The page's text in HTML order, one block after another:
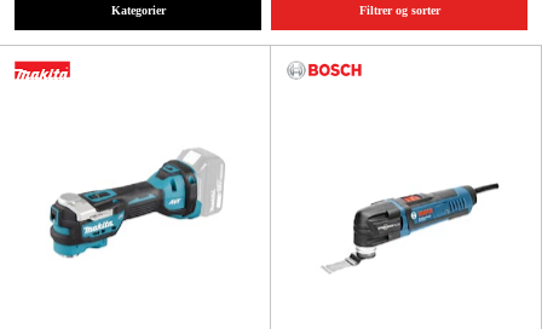
Garage og værksted
Maskintilbehør og forbrug
Varemærker
Artikler og vejledninger
Kategorier Filtrer og sorter